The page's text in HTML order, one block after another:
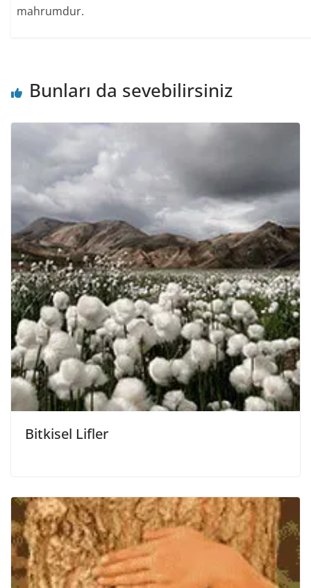
mahrumdur.
Bunları da sevebilirsiniz
Bitkisel Lifler